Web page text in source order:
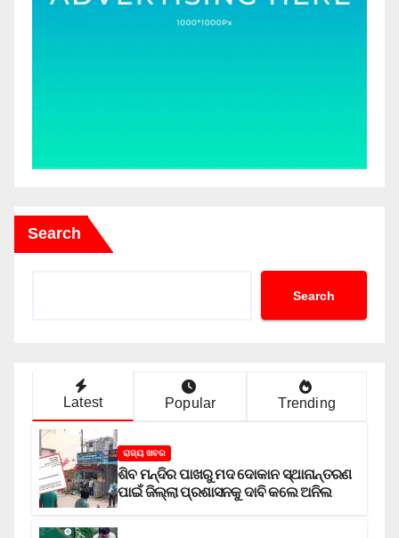
Search
Search
Latest Popular Trending
ରାଜ୍ୟ ଖବର
ଶିବ ମନ୍ଦିର ପାଖରୁ ମଦ ଦୋକାନ ସ୍ଥାନାନ୍ତରଣ
ପାଇଁ ଜିଲ୍ଲା ପ୍ରଶାସନକୁ ଦାବି କଲେ ଅନିଲ